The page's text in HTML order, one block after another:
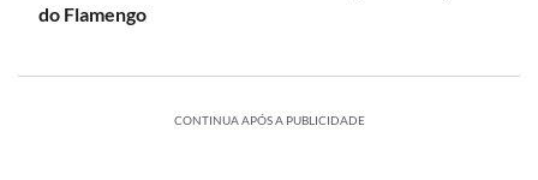
do Flamengo
CONTINUA APÓS A PUBLICIDADE